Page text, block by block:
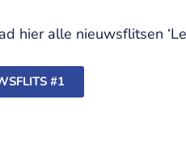
hier alle nieuwsflitsen
#1